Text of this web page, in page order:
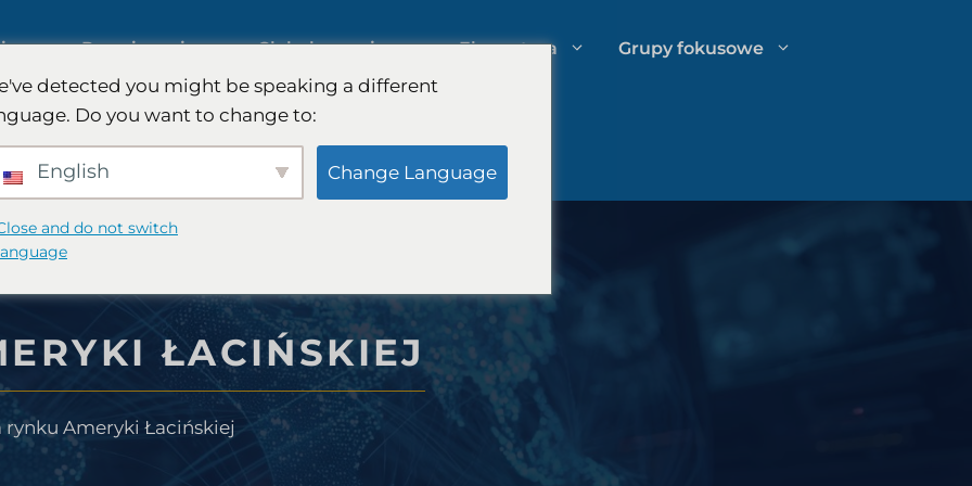
Rozwiązania
Międzynarodowe badania rynku
Badania jakościowe i ilościowe
Doradztwo strategiczne
prawnych
Globalny zasięg Ekspertyza Grupy fokusowe
ŁACIŃSKIEJ
rynku Ameryki Łacińskiej
detected you might be speaking a different
Do you want to change to:
English Change Language
and do not switch